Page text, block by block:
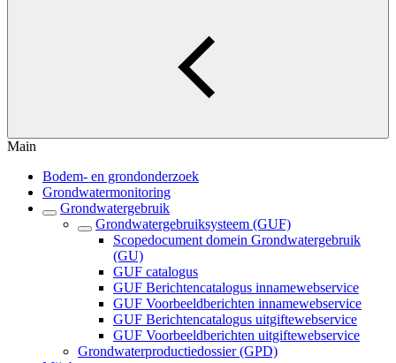
Main
Bodem- en grondonderzoek
Grondwatermonitoring
Grondwatergebruik
Grondwatergebruiksysteem (GUF)
Scopedocument domein Grondwatergebruik
(GU)
GUF catalogus
GUF Berichtencatalogus innamewebservice
GUF Voorbeeldberichten innamewebservice
GUF Berichtencatalogus uitgiftewebservice
GUF Voorbeeldberichten uitgiftewebservice
Grondwaterproductiedossier (GPD)